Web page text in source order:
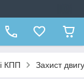
КПП Захист